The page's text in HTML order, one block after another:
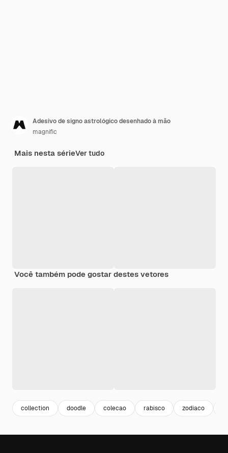
Adesivo de signo astrológico desenhado à mão
magnific
Mais nesta sérieVer tudo
Você também pode gostar destes vetores
collection doodle colecao rabisco zodiaco